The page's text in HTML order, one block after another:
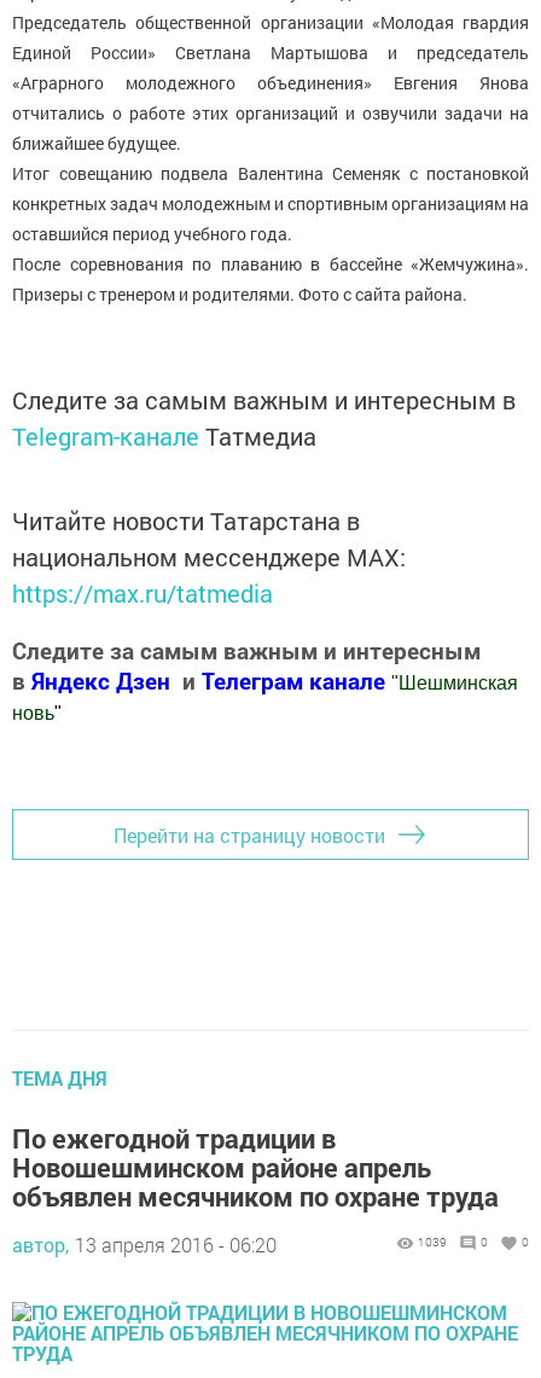
Председатель общественной организации «Молодая гвардия
Единой России» Светлана Мартышова и председатель
«Аграрного молодежного объединения» Евгения Янова
отчитались о работе этих организаций и озвучили задачи на
ближайшее будущее.
Итог совещанию подвела Валентина Семеняк с постановкой
конкретных задач молодежным и спортивным организациям на
оставшийся период учебного года.
После соревнования по плаванию в бассейне «Жемчужина».
Призеры с тренером и родителями. Фото с сайта района.
Следите за самым важным и интересным в
Telegram-канале Татмедиа
Читайте новости Татарстана в
национальном мессенджере MАХ:
https://max.ru/tatmedia
Следите за самым важным и интересным
в Яндекс Дзен и Телеграм канале " Шешминская
новь"
Перейти на страницу новости
ТЕМА ДНЯ
По ежегодной традиции в
Новошешминском районе апрель
объявлен месячником по охране труда
автор, 13 апреля 2016 - 06:20 1039 0 0